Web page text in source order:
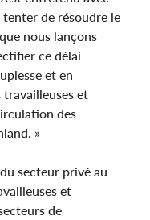
de résoudre le
que nous lançons
ce délai
et en
travailleuses et
des
»
secteur privé au
et
de